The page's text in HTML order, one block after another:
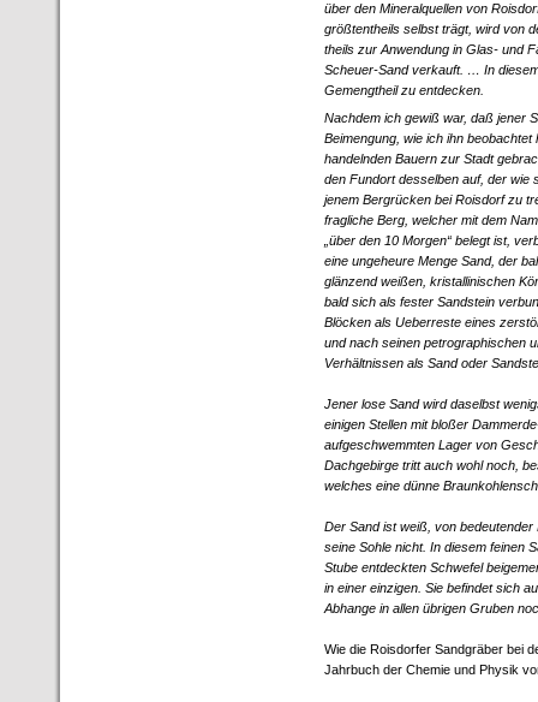
über den Mineralquellen von
größtentheils selbst trägt, wird von
theils zur Anwendung in Glas- und
Scheuer-Sand verkauft. … In
Gemengtheil zu entdecken.
Nachdem ich gewiß war, daß jener
Beimengung, wie ich ihn beobachtet
handelnden Bauern zur Stadt
den Fundort desselben auf, der wie
jenem Bergrücken bei Roisdorf zu
fragliche Berg, welcher mit dem
„über den 10 Morgen“ belegt ist,
eine ungeheure Menge Sand, der
glänzend weißen, kristallinischen
bald sich als fester Sandstein
Blöcken als Ueberreste eines
und nach seinen petrographischen
Verhältnissen als Sand oder
Jener lose Sand wird daselbst
einigen Stellen mit bloßer
aufgeschwemmten Lager von
Dachgebirge tritt auch wohl noch,
welches eine dünne
Der Sand ist weiß, von
seine Sohle nicht. In diesem feinen
Stube entdeckten Schwefel
in einer einzigen. Sie befindet sich
Abhange in allen übrigen Gruben
Wie die Roisdorfer Sandgräber bei
Jahrbuch der Chemie und Physik